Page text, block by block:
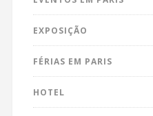
EXPOSIÇÃO
FÉRIAS EM PARIS
HOTEL